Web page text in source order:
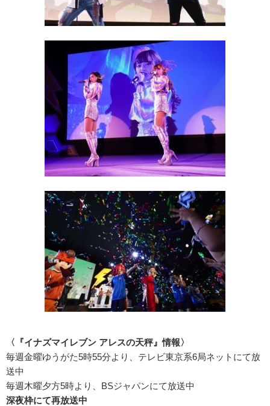
〈『イナズマイレブン アレスの天秤』情報〉
毎週金曜ゆうがた5時55分より、テレビ東京系6局ネットにて放
送中
毎週木曜夕方5時より、BSジャパンにて放送中
深夜枠にて再放送中